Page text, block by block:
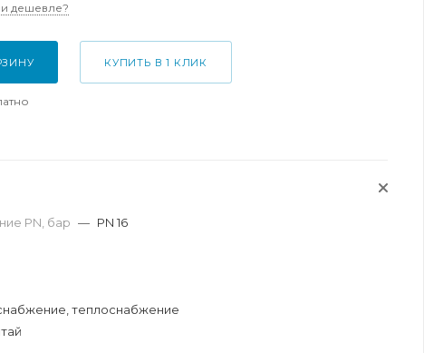
дешевле?
КУПИТЬ В 1 КЛИК
PN, бар — PN 16
теплоснабжение